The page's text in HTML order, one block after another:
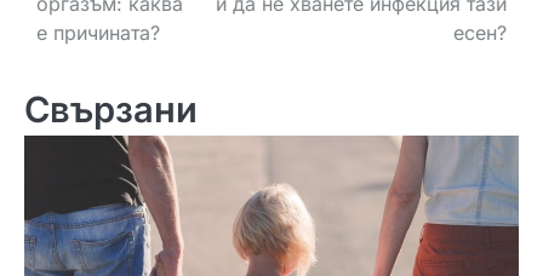
е причината?
есен?
Свързани